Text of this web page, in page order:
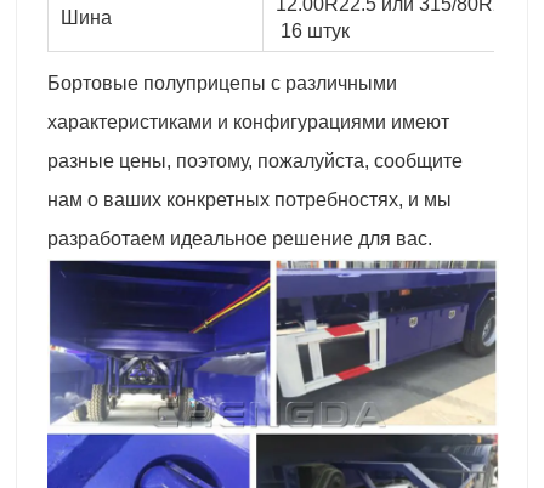
Шина
12.00R22.5 или 315/80R22.5
16 штук
Бортовые полуприцепы с различными
характеристиками и конфигурациями имеют
разные цены, поэтому, пожалуйста, сообщите
нам о ваших конкретных потребностях, и мы
разработаем идеальное решение для вас.